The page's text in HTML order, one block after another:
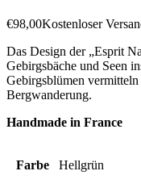
€98,00Kostenloser
Das Design der „Esprit
Gebirgsbäche und Seen
Gebirgsblümen
Bergwanderung.
Handmade in France
Farbe Hellgrün